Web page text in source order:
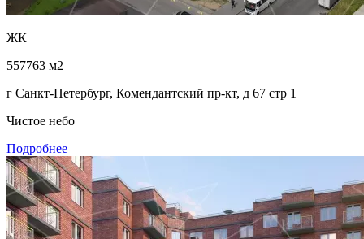
ЖК
557763 м2
г Санкт-Петербург, Комендантский пр-кт, д 67 стр 1
Чистое небо
Подробнее